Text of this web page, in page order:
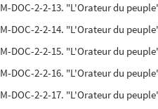
M-DOC-2-2-13. "L'Orateur du
M-DOC-2-2-14. "L'Orateur du
M-DOC-2-2-15. "L'Orateur du
M-DOC-2-2-16. "L'Orateur du
M-DOC-2-2-17. "L'Orateur du